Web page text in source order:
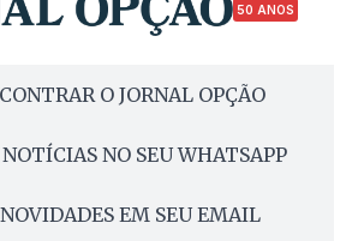
50 ANOS
O JORNAL OPÇÃO
NO SEU WHATSAPP
EM SEU EMAIL